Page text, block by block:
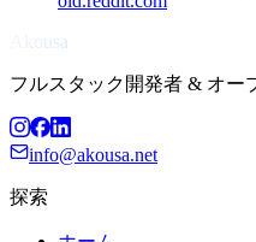
Akousa
フルスタック開発者 & オー
info@akousa.net
探索